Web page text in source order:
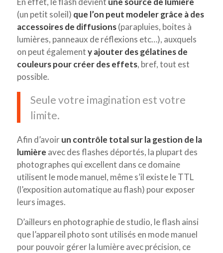
(un petit soleil) que l’on peut modeler grâce à des
accessoires de diffusions(parapluies, boites à
lumières, panneaux de réflexions etc…), auxquels
on peut égalementy ajouter des gélatines de
couleurs pour créer des effets, bref, tout est
possible.
Seule votre imagination est votre
limite.
Afin d’avoirun contrôle total sur la gestion de la
lumière avec des flashes déportés, la plupart des
photographes qui excellent dans ce domaine
utilisent le mode manuel, même s’il existe le TTL
(l’exposition automatique au flash) pour exposer
leurs images.
D’ailleurs en photographie de studio, le flash ainsi
que l’appareil photo sont utilisés en mode manuel
pour pouvoir gérer la lumière avec précision, ce